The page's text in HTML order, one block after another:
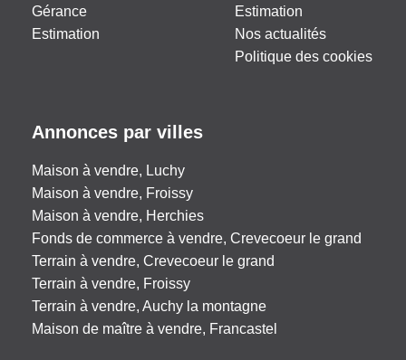
Gérance
Estimation
Estimation
Nos actualités
Politique des cookies
Annonces par villes
Maison à vendre, Luchy
Maison à vendre, Froissy
Maison à vendre, Herchies
Fonds de commerce à vendre, Crevecoeur le grand
Terrain à vendre, Crevecoeur le grand
Terrain à vendre, Froissy
Terrain à vendre, Auchy la montagne
Maison de maître à vendre, Francastel